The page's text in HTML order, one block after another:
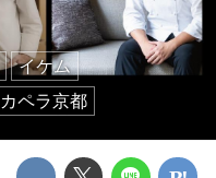
イケム
カペラ京都